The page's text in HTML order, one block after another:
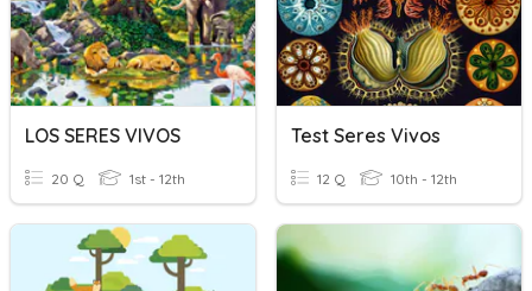
LOS SERES VIVOS
20 Q 1st - 12th
Test Seres Vivos
12 Q 10th - 12th